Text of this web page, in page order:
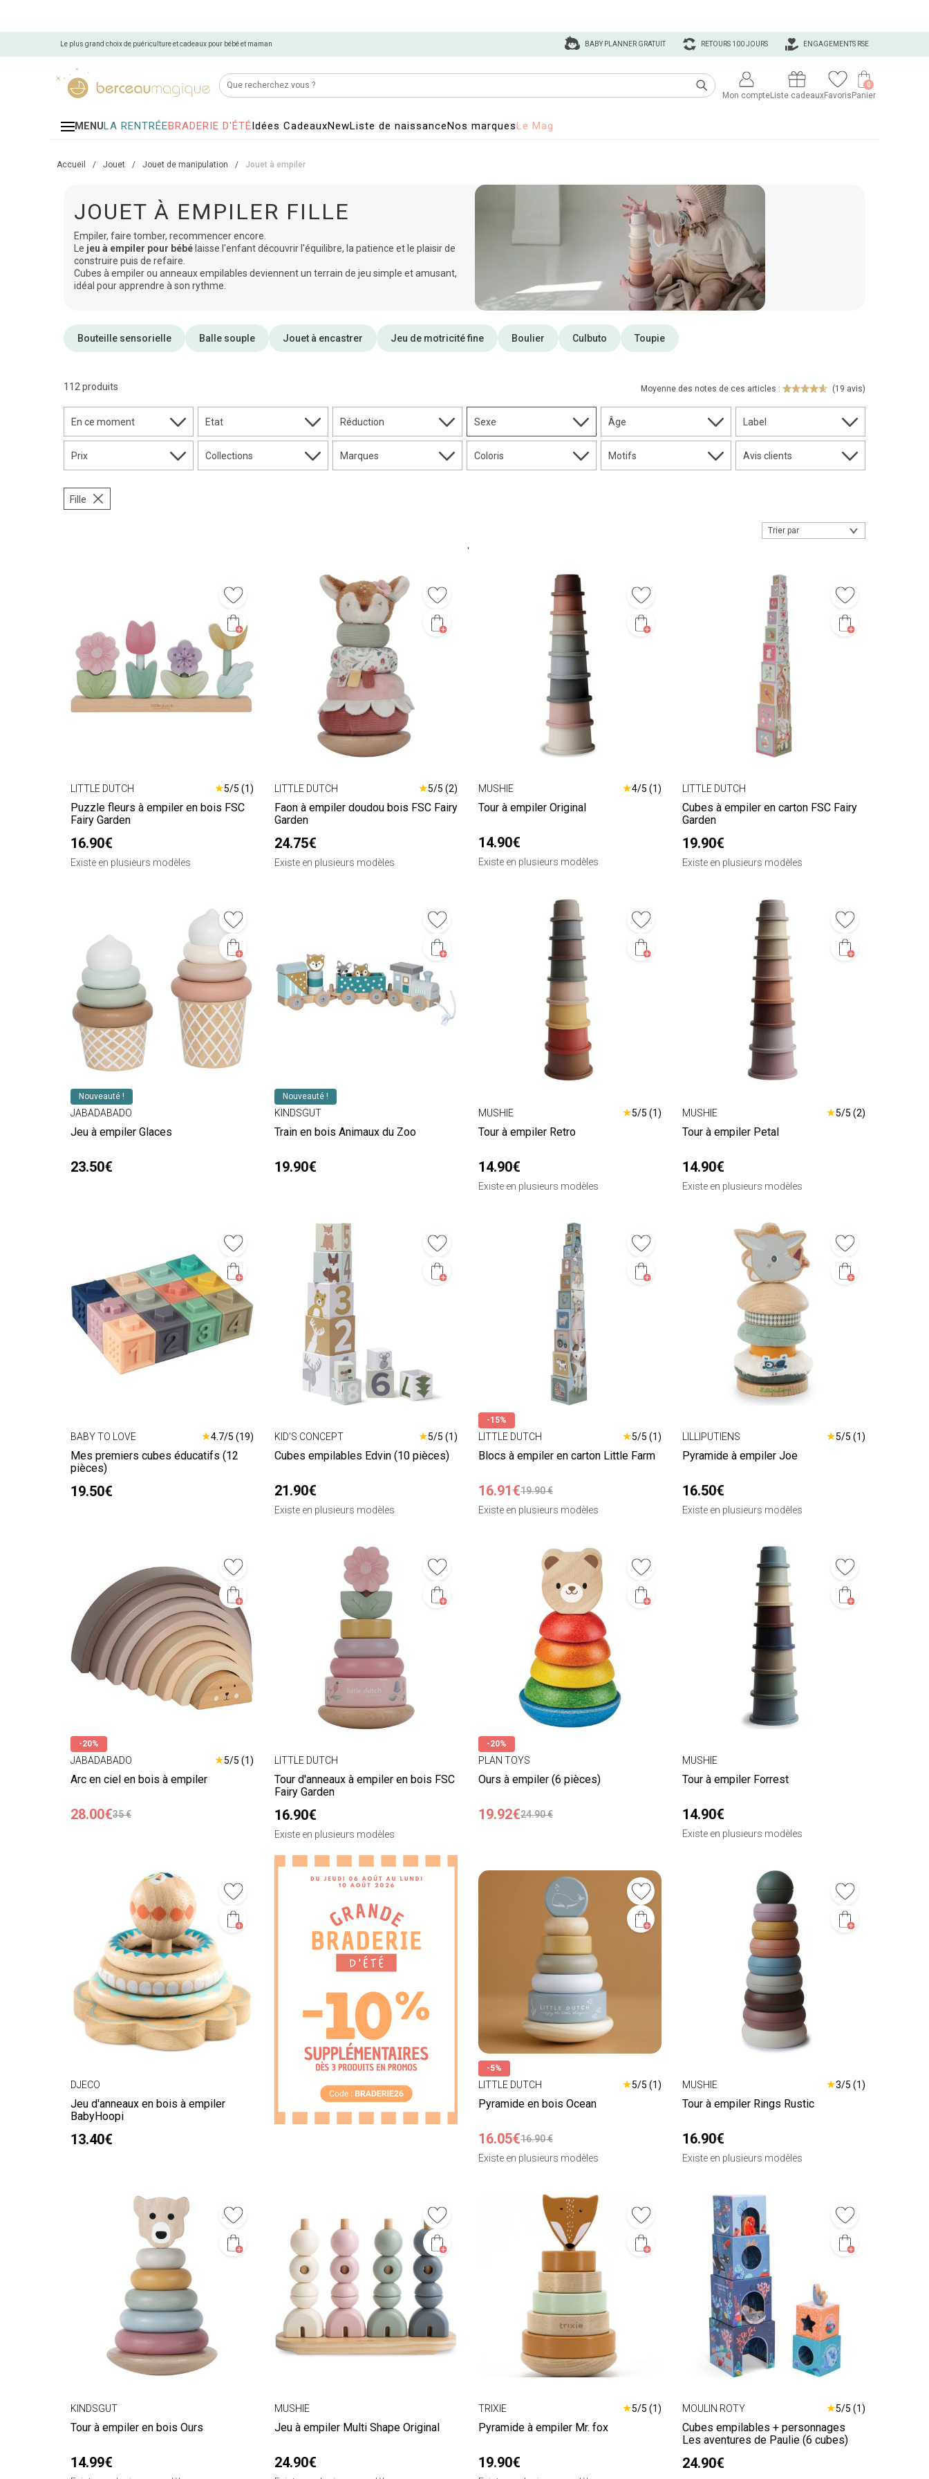
Le plus grand choix de puériculture et cadeaux pour bébé et maman ENGAGEMENTS RSE
RETOURS 100 JOURS
BABY PLANNER GRATUIT
Mon compteListe cadeauxFavorisPanier
0
MENULA RENTRÉEBRADERIE D'ÉTÉIdées CadeauxNewListe de naissanceNos marquesLe Mag
Accueil / Jouet / Jouet de manipulation / Jouet à empiler
JOUET À EMPILER FILLE
Empiler, faire tomber, recommencer encore.
Le jeu à empiler pour bébélaisse l'enfant découvrir l'équilibre, la patience et le plaisir de
construire puis de refaire.
Cubes à empiler ou anneaux empilables deviennent un terrain de jeu simple et amusant,
idéal pour apprendre à son rythme.
Bouteille sensorielle Balle souple Jouet à encastrer Jeu de motricité fine Boulier Culbuto Toupie
112 produits Moyenne des notes de ces articles : (19 avis)
En ce moment Etat Réduction Sexe Âge Label
Prix Collections Marques Coloris Motifs Avis clients
Fille
Trier par
'
LITTLE DUTCH ★5/5 (1)
Puzzle fleurs à empiler en bois FSC
Fairy Garden
16.90€
Existe en plusieurs modèles
LITTLE DUTCH ★5/5 (2)
Faon à empiler doudou bois FSC Fairy
Garden
24.75€
Existe en plusieurs modèles
MUSHIE ★4/5 (1)
Tour à empiler Original
14.90€
Existe en plusieurs modèles
LITTLE DUTCH
Cubes à empiler en carton FSC Fairy
Garden
19.90€
Existe en plusieurs modèles
Nouveauté !
JABADABADO
Jeu à empiler Glaces
23.50€
Nouveauté !
KINDSGUT
Train en bois Animaux du Zoo
19.90€
MUSHIE ★5/5 (1)
Tour à empiler Retro
14.90€
Existe en plusieurs modèles
MUSHIE ★5/5 (2)
Tour à empiler Petal
14.90€
Existe en plusieurs modèles
BABY TO LOVE ★4.7/5 (19)
Mes premiers cubes éducatifs (12
pièces)
19.50€
KID'S CONCEPT ★5/5 (1)
Cubes empilables Edvin (10 pièces)
21.90€
Existe en plusieurs modèles
-15%
LITTLE DUTCH ★5/5 (1)
Blocs à empiler en carton Little Farm
16.91€19.90 €
Existe en plusieurs modèles
LILLIPUTIENS ★5/5 (1)
Pyramide à empiler Joe
16.50€
Existe en plusieurs modèles
-20%
JABADABADO ★5/5 (1)
Arc en ciel en bois à empiler
28.00€35 €
LITTLE DUTCH
Tour d'anneaux à empiler en bois FSC
Fairy Garden
16.90€
Existe en plusieurs modèles
-20%
PLAN TOYS
Ours à empiler (6 pièces)
19.92€24.90 €
MUSHIE
Tour à empiler Forrest
14.90€
Existe en plusieurs modèles
DJECO
Jeu d'anneaux en bois à empiler
BabyHoopi
13.40€
-5%
LITTLE DUTCH ★5/5 (1)
Pyramide en bois Ocean
16.05€16.90 €
Existe en plusieurs modèles
MUSHIE ★3/5 (1)
Tour à empiler Rings Rustic
16.90€
Existe en plusieurs modèles
KINDSGUT
Tour à empiler en bois Ours
14.99€
MUSHIE
Jeu à empiler Multi Shape Original
24.90€
TRIXIE ★5/5 (1)
Pyramide à empiler Mr. fox
19.90€
MOULIN ROTY ★5/5 (1)
Cubes empilables + personnages
Les aventures de Paulie (6 cubes)
24.90€